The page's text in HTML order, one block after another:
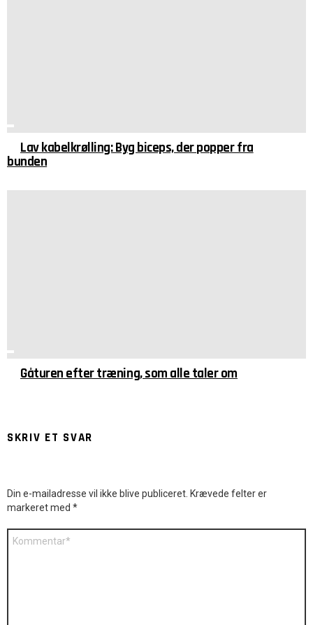
Lav kabelkrølling: Byg biceps, der popper fra
bunden
Gåturen efter træning, som alle taler om
SKRIV ET SVAR
Din e-mailadresse vil ikke blive publiceret. Krævede felter er
markeret med *
Kommentar